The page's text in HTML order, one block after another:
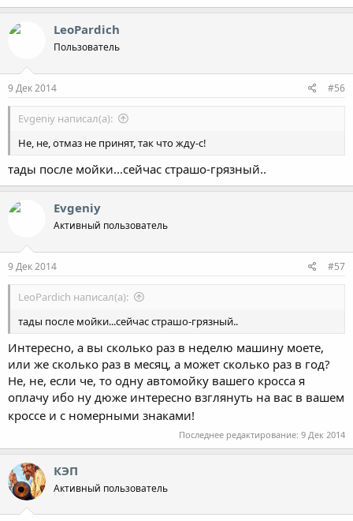
LeoPardich
Пользователь
9 Дек 2014 #56
Evgeniy написал(а):
Не, не, отмаз не принят, так что жду-с!
тады после мойки...сейчас страшо-грязный..
Evgeniy
Активный пользователь
9 Дек 2014 #57
LeoPardich написал(а):
тады после мойки...сейчас страшо-грязный..
Интересно, а вы сколько раз в неделю машину моете,
или же сколько раз в месяц, а может сколько раз в год?
Не, не, если че, то одну автомойку вашего кросса я
оплачу ибо ну дюже интересно взглянуть на вас в вашем
кроссе и с номерными знаками!
Последнее редактирование: 9 Дек 2014
КЭП
Активный пользователь